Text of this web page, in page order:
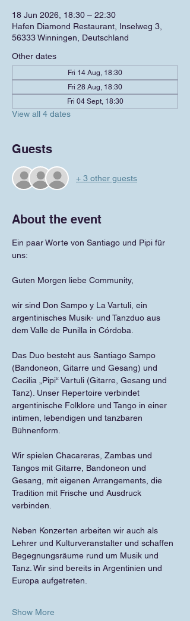
18 Jun 2026, 18:30 – 22:30
Hafen Diamond Restaurant, Inselweg 3,
56333 Winningen, Deutschland
Other dates
Fri 14 Aug, 18:30
Fri 28 Aug, 18:30
Fri 04 Sept, 18:30
View all 4 dates
Guests
+ 3 other guests
About the event
Ein paar Worte von Santiago und Pipi für
uns:
Guten Morgen liebe Community,
wir sind Don Sampo y La Vartuli, ein
argentinisches Musik- und Tanzduo aus
dem Valle de Punilla in Córdoba.
Das Duo besteht aus Santiago Sampo
(Bandoneon, Gitarre und Gesang) und
Cecilia „Pipi“ Vartuli (Gitarre, Gesang und
Tanz). Unser Repertoire verbindet
argentinische Folklore und Tango in einer
intimen, lebendigen und tanzbaren
Bühnenform.
Wir spielen Chacareras, Zambas und
Tangos mit Gitarre, Bandoneon und
Gesang, mit eigenen Arrangements, die
Tradition mit Frische und Ausdruck
verbinden.
Neben Konzerten arbeiten wir auch als
Lehrer und Kulturveranstalter und schaffen
Begegnungsräume rund um Musik und
Tanz. Wir sind bereits in Argentinien und
Europa aufgetreten.
Show More